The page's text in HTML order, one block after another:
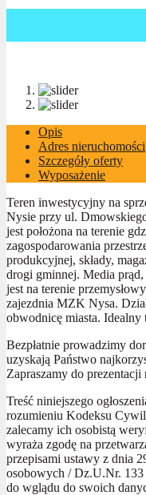
Opis
Adres nieruchomości
Szczegóły oferty
Wyposażenie
Teren inwestycyjny na
Nysie przy ul.
jest położona na terenie
zagospodarowania
produkcyjnej, składy,
drogi gminnej. Media prąd,
jest na terenie
zajezdnia MZK Nysa.
obwodnicę miasta.
Bezpłatnie prowadzimy
uzyskają Państwo
Zapraszamy do
Treść niniejszego
rozumieniu Kodeksu
zalecamy ich osobistą
wyraża zgodę na
przepisami ustawy z dnia
osobowych / Dz.U.Nr.
do wglądu do swoich